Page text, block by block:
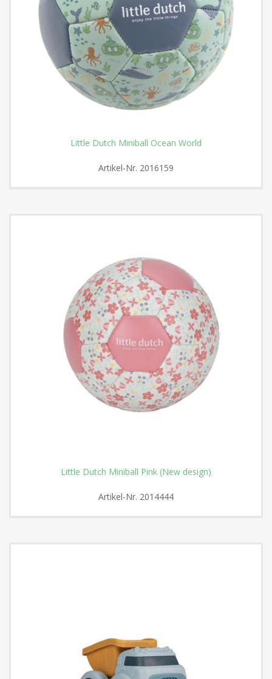
Little Dutch Miniball Ocean World
Artikel-Nr. 2016159
Little Dutch Miniball Pink (New design)
Artikel-Nr. 2014444